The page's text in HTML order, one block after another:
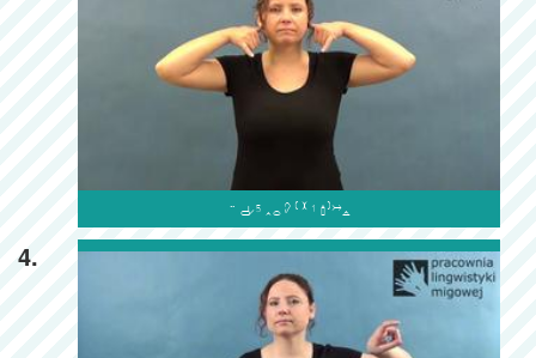

4.